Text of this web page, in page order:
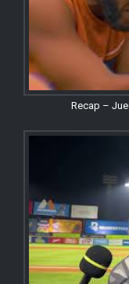
Recap –